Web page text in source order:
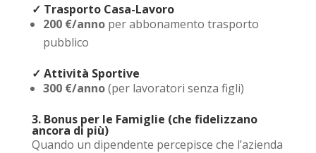
✓ Trasporto Casa-Lavoro
200 €/annoper abbonamento trasporto
pubblico
✓ Attività Sportive
300 €/anno(per lavoratori senza figli)
3. Bonus per le Famiglie (che fidelizzano
ancora di più)
Quando un dipendente percepisce che l’azienda